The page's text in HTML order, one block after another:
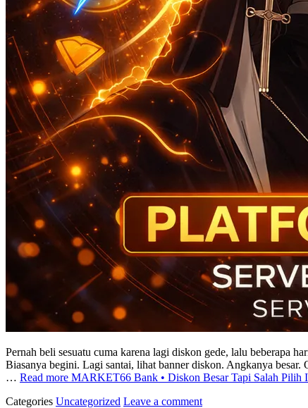
Pernah beli sesuatu cuma karena lagi diskon gede, lalu beberapa
Biasanya begini. Lagi santai, lihat banner diskon. Angkanya
… Read more MARKET66 Bank • Diskon Besar Tapi Salah Pilih
Categories Uncategorized Leave a comment